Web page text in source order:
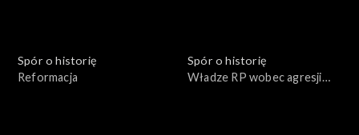
Spór o historię
Reformacja
Spór o historię
Władze RP wobec agresji